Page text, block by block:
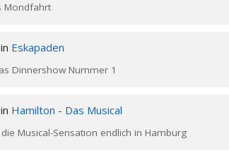
Mondfahrt
in Eskapaden
Dinnershow Nummer 1
in Hamilton - Das Musical
Musical-Sensation endlich in Hamburg